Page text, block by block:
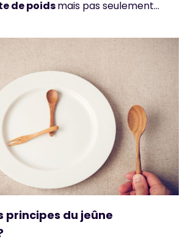
de poidsmais pas seulement…
principes du jeûne